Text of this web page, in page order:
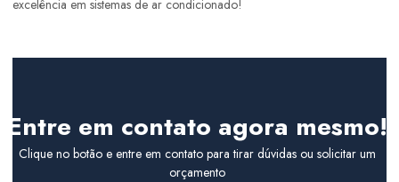
excelência em sistemas de ar condicionado!
Entre em contato agora mesmo!
Clique no botão e entre em contato para tirar dúvidas ou solicitar um
orçamento